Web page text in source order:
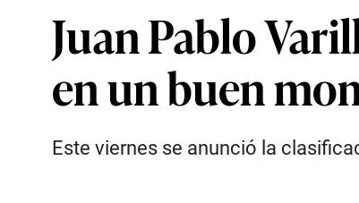
Juan Pablo
en un buen
Este viernes se anunció la